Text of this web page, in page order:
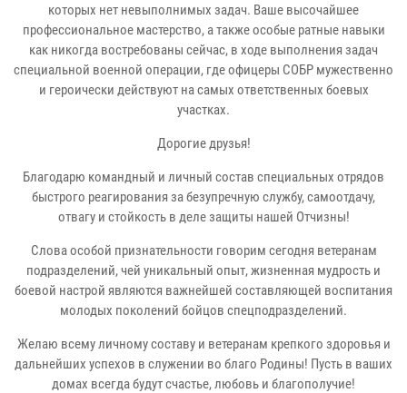
которых нет невыполнимых задач. Ваше высочайшее
профессиональное мастерство, а также особые ратные навыки
как никогда востребованы сейчас, в ходе выполнения задач
специальной военной операции, где офицеры СОБР мужественно
и героически действуют на самых ответственных боевых
участках.
Дорогие друзья!
Благодарю командный и личный состав специальных отрядов
быстрого реагирования за безупречную службу, самоотдачу,
отвагу и стойкость в деле защиты нашей Отчизны!
Слова особой признательности говорим сегодня ветеранам
подразделений, чей уникальный опыт, жизненная мудрость и
боевой настрой являются важнейшей составляющей воспитания
молодых поколений бойцов спецподразделений.
Желаю всему личному составу и ветеранам крепкого здоровья и
дальнейших успехов в служении во благо Родины! Пусть в ваших
домах всегда будут счастье, любовь и благополучие!